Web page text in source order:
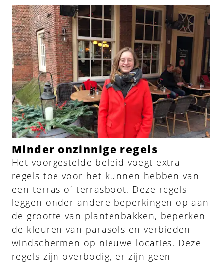
Minder onzinnige regels
Het voorgestelde beleid voegt extra
regels toe voor het kunnen hebben van
een terras of terrasboot. Deze regels
leggen onder andere beperkingen op aan
de grootte van plantenbakken, beperken
de kleuren van parasols en verbieden
windschermen op nieuwe locaties. Deze
regels zijn overbodig, er zijn geen